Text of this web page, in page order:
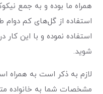
همراه ما بوده و به جمع
استفاده از گل‌های کم دوام
استفاده نموده و با این کار
شوید.
لازم به ذکر است به همراه
مشخصات شما به خانواده